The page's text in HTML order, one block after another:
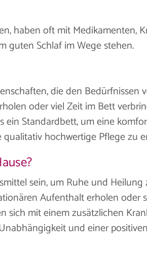
haben oft mit Medikamenten,
guten Schlaf im Wege stehen.
die den Bedürfnissen
oder viel Zeit im Bett
ein Standardbett, um eine
hochwertige Pflege zu
sein, um Ruhe und
Aufenthalt erholen oder
sich mit einem zusätzlichen
und einer